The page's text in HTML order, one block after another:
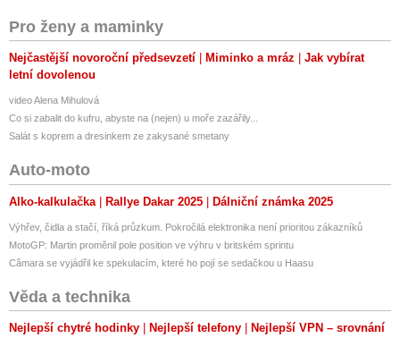
Pro ženy a maminky
Nejčastější novoroční předsevzetí Miminko a mráz
Jak vybírat
letní dovolenou
video Alena Mihulová
Co si zabalit do kufru, abyste na (nejen) u moře zazářily...
Salát s koprem a dresinkem ze zakysané smetany
Auto-moto
Alko-kalkulačka Rallye Dakar 2025 Dálniční známka 2025
Výhřev, čidla a stačí, říká průzkum. Pokročilá elektronika není prioritou zákazníků
MotoGP: Martin proměnil pole position ve výhru v britském sprintu
Câmara se vyjádřil ke spekulacím, které ho pojí se sedačkou u Haasu
Věda a technika
Nejlepší chytré hodinky Nejlepší telefony Nejlepší VPN – srovnání